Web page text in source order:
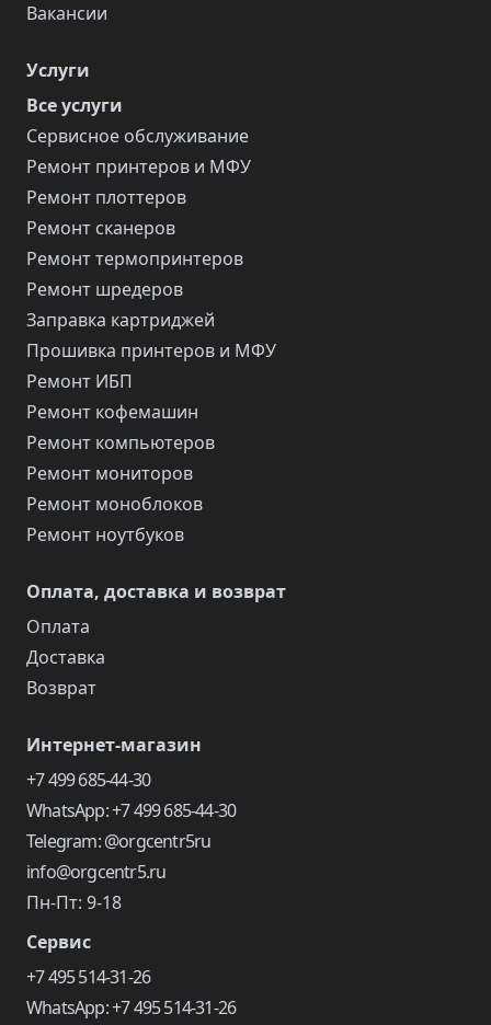
Вакансии
Услуги
Все услуги
Сервисное обслуживание
Ремонт принтеров и МФУ
Ремонт плоттеров
Ремонт сканеров
Ремонт термопринтеров
Ремонт шредеров
Заправка картриджей
Прошивка принтеров и МФУ
Ремонт ИБП
Ремонт кофемашин
Ремонт компьютеров
Ремонт мониторов
Ремонт моноблоков
Ремонт ноутбуков
Оплата, доставка и возврат
Оплата
Доставка
Возврат
Интернет-магазин
+7 499 685-44-30
WhatsApp: +7 499 685-44-30
Telegram: @orgcentr5ru
info@orgcentr5.ru
Пн-Пт: 9-18
Сервис
+7 495 514-31-26
WhatsApp: +7 495 514-31-26